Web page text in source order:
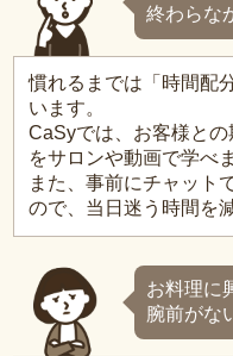
終わらな
慣れるまでは「時間配
います。
CaSyでは、お客様と
をサロンや動画で学べ
また、事前にチャット
ので、当日迷う時間を
お料理に
腕前がな